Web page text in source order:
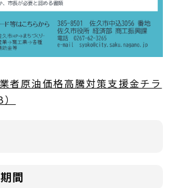
者原油価格高騰対策支援金チラ
期間